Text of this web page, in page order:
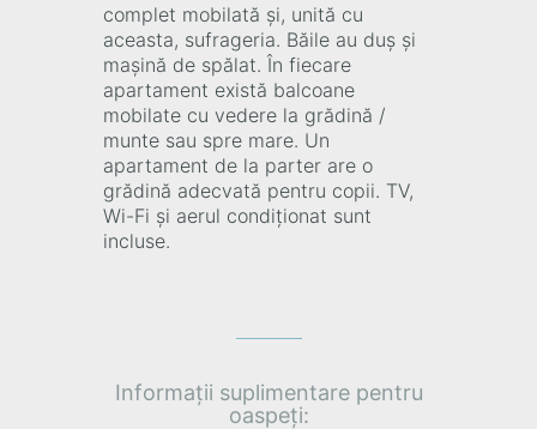
complet mobilată și, unită cu
aceasta, sufrageria. Băile au duș și
mașină de spălat. În fiecare
apartament există balcoane
mobilate cu vedere la grădină /
munte sau spre mare. Un
apartament de la parter are o
grădină adecvată pentru copii. TV,
Wi-Fi și aerul condiționat sunt
incluse.
Informații suplimentare pentru
oaspeți: